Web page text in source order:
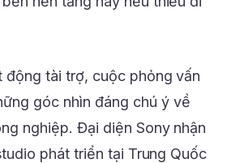
động tài trợ, cuộc phỏng vấn
góc nhìn đáng chú ý về
nghiệp. Đại diện Sony nhận
phát triển tại Trung Quốc